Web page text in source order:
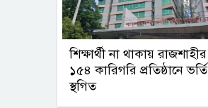
শিক্ষার্থী না থাকায় রাজশাহীর
১৫৪ কারিগরি প্রতিষ্ঠানে ভর্তি
স্থগিত